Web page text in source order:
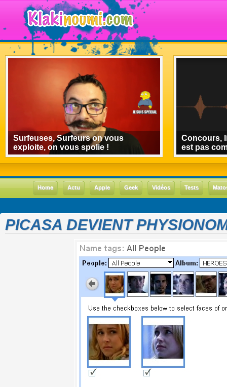
Surfeuses, Surfeurs on vous
exploite, on vous spolie !
Concours,
est pas
Home Actu Apple Geek Vidéos Tests
PICASA DEVIENT